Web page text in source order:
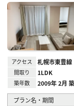
アクセス 札幌市東豊
間取り 1LDK
築年数 2009年 2月 築
プラン名・期間